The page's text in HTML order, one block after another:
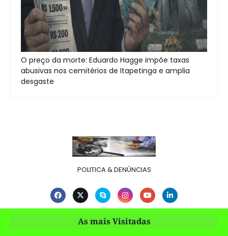
O preço da morte: Eduardo Hagge impõe taxas
abusivas nos cemitérios de Itapetinga e amplia
desgaste
POLITICA & DENÚNCIAS
As mais Visitadas